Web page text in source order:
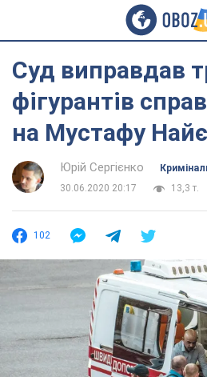
Суд виправдав
фігурантів
на Мустафу
Юрій Сергієнко
30.06.2020 20:17
13,3 т.
102